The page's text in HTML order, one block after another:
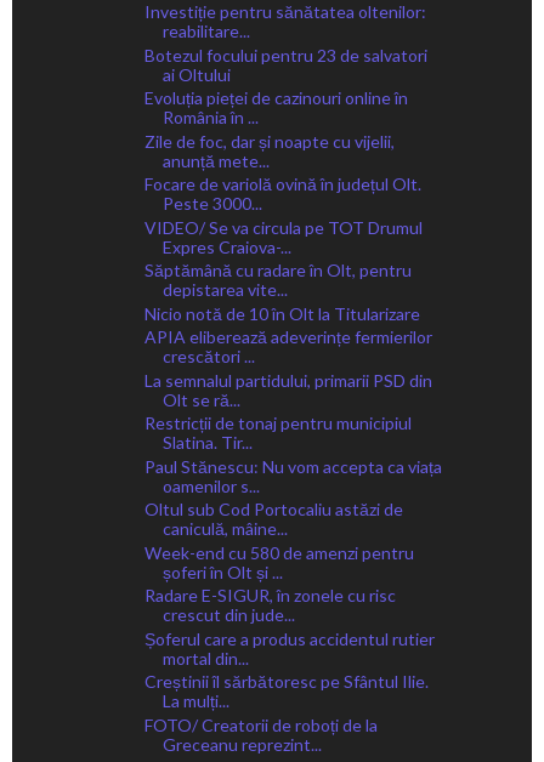
Investiție pentru sănătatea oltenilor:
reabilitare...
Botezul focului pentru 23 de salvatori
ai Oltului
Evoluția pieței de cazinouri online în
România în ...
Zile de foc, dar și noapte cu vijelii,
anunță mete...
Focare de variolă ovină în județul Olt.
Peste 3000...
VIDEO/ Se va circula pe TOT Drumul
Expres Craiova-...
Săptămână cu radare în Olt, pentru
depistarea vite...
Nicio notă de 10 în Olt la Titularizare
APIA eliberează adeverințe fermierilor
crescători ...
La semnalul partidului, primarii PSD din
Olt se ră...
Restricții de tonaj pentru municipiul
Slatina. Tir...
Paul Stănescu: Nu vom accepta ca viața
oamenilor s...
Oltul sub Cod Portocaliu astăzi de
caniculă, mâine...
Week-end cu 580 de amenzi pentru
șoferi în Olt și ...
Radare E-SIGUR, în zonele cu risc
crescut din jude...
Șoferul care a produs accidentul rutier
mortal din...
Creștinii îl sărbătoresc pe Sfântul Ilie.
La mulți...
FOTO/ Creatorii de roboți de la
Greceanu reprezint...